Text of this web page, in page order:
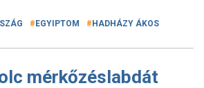
EGYIPTOM HADHÁZY ÁKOS
mérkőzéslabdát